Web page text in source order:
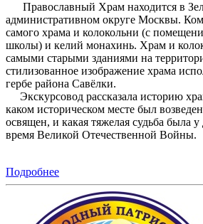
Православный Храм находится в
административном округе Москвы.
самого храма и колокольни (с
школы) и келий монахинь. Храм и
самыми старыми зданиями на
стилизованное изображение храма
гербе района Савёлки.
Экскурсовод рассказала историю
каком историческом месте был
освящен, и какая тяжелая судьба была
время Великой Отечественной Войны.
Подробнее